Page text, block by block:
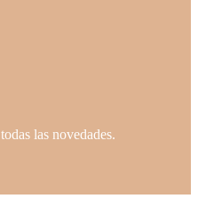
las novedades.